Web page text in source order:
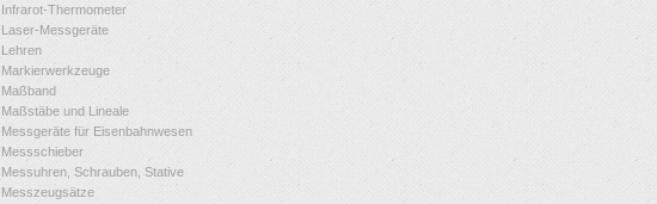
Infrarot-Thermometer
Laser-Messgeräte
Lehren
Markierwerkzeuge
Maßband
Maßstäbe und Lineale
Messgeräte für Eisenbahnwesen
Messschieber
Messuhren, Schrauben, Stative
Messzeugsätze